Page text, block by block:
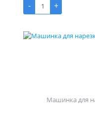
- +
Машинка для